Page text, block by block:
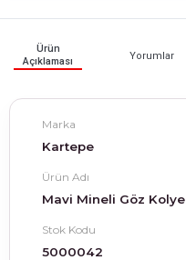
Ürün
Açıklaması
Yorumlar
Marka
Kartepe
Ürün Adı
Mavi Mineli Göz Kolye
Stok Kodu
5000042